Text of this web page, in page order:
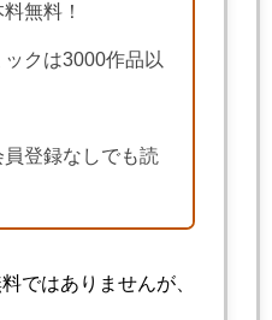
無料！
クは3000作品以
登録なしでも読
ではありませんが、